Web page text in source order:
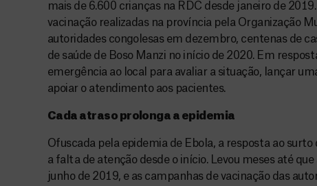
mais de 6.600 crianças na RDC desde janeiro de
vacinação realizadas na província pela Organização
autoridades congolesas em dezembro, centenas de
de saúde de Boso Manzi no início de 2020. Em
emergência ao local para avaliar a situação, lançar
apoiar o atendimento aos pacientes.
Cada atraso prolonga a epidemia
Ofuscada pela epidemia de Ebola, a resposta ao
a falta de atenção desde o início. Levou meses até
junho de 2019, e as campanhas de vacinação das